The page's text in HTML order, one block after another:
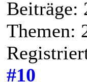
Beiträge:
Themen:
#10